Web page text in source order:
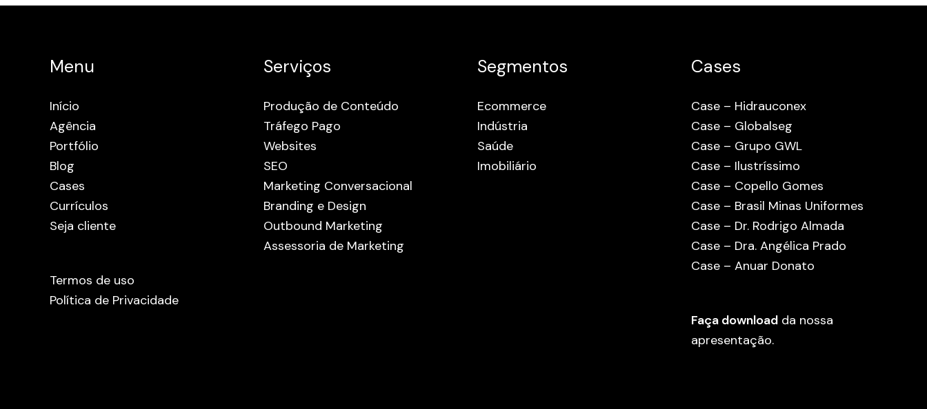
Menu
Início
Agência
Portfólio
Blog
Cases
Currículos
Seja cliente
Termos de uso
Política de Privacidade
Serviços
Produção de Conteúdo
Tráfego Pago
Websites
SEO
Marketing Conversacional
Branding e Design
Outbound Marketing
Assessoria de Marketing
Segmentos
Ecommerce
Indústria
Saúde
Imobiliário
Cases
Case – Hidrauconex
Case – Globalseg
Case – Grupo GWL
Case – Ilustríssimo
Case – Copello Gomes
Case – Brasil Minas Uniformes
Case – Dr. Rodrigo Almada
Case – Dra. Angélica Prado
Case – Anuar Donato
Faça download da nossa
apresentação.